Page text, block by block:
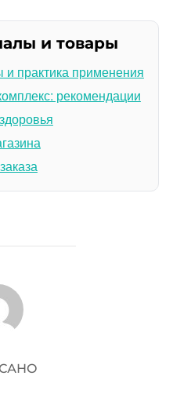
и товары
практика применения
рекомендации